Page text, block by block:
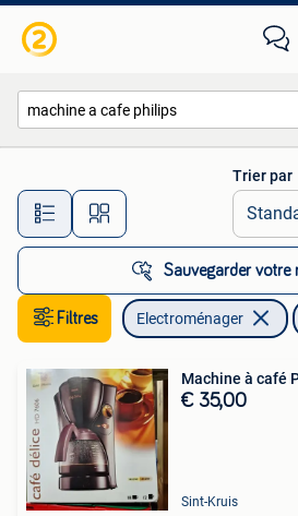
Toutes les
Trier par
Sauvegarder votre
Filtres Electroménager
Machine à café
€ 35,00
Sint-Kruis